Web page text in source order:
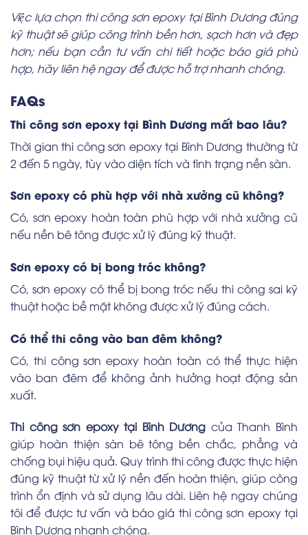
Việc lựa chọn thi công sơn epoxy tại Bình Dương đúng
kỹ thuật sẽ giúp công trình bền hơn, sạch hơn và đẹp
hơn; nếu bạn cần tư vấn chi tiết hoặc báo giá phù
hợp, hãy liên hệ ngay để được hỗ trợ nhanh chóng.
FAQs
Thi công sơn epoxy tại Bình Dương mất bao lâu?
Thời gian thi công sơn epoxy tại Bình Dương thường từ
2 đến 5 ngày, tùy vào diện tích và tình trạng nền sàn.
Sơn epoxy có phù hợp với nhà xưởng cũ không?
Có, sơn epoxy hoàn toàn phù hợp với nhà xưởng cũ
nếu nền bê tông được xử lý đúng kỹ thuật.
Sơn epoxy có bị bong tróc không?
Có, sơn epoxy có thể bị bong tróc nếu thi công sai kỹ
thuật hoặc bề mặt không được xử lý đúng cách.
Có thể thi công vào ban đêm không?
Có, thi công sơn epoxy hoàn toàn có thể thực hiện
vào ban đêm để không ảnh hưởng hoạt động sản
xuất.
Thi công sơn epoxy tại Bình Dương của Thanh Bình
giúp hoàn thiện sàn bê tông bền chắc, phẳng và
chống bụi hiệu quả. Quy trình thi công được thực hiện
đúng kỹ thuật từ xử lý nền đến hoàn thiện, giúp công
trình ổn định và sử dụng lâu dài. Liên hệ ngay chúng
tôi để được tư vấn và báo giá thi công sơn epoxy tại
Bình Dương nhanh chóng.